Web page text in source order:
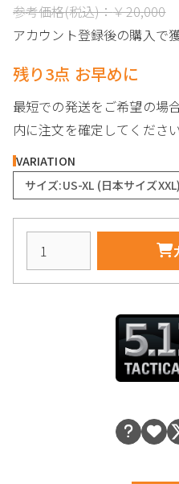
参考価格(税込)：￥20,000
アカウント登録後の購入で
残り3点 お早めに
最短での発送をご希望の場
内に注文を確定してください
VARIATION
サイズ:US-XL (日本サイズXXL)